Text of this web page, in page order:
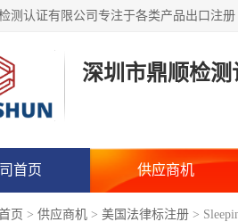
深圳市鼎顺检测
首页 供应商机
页 > 供应商机 > 美国法律标注册 >